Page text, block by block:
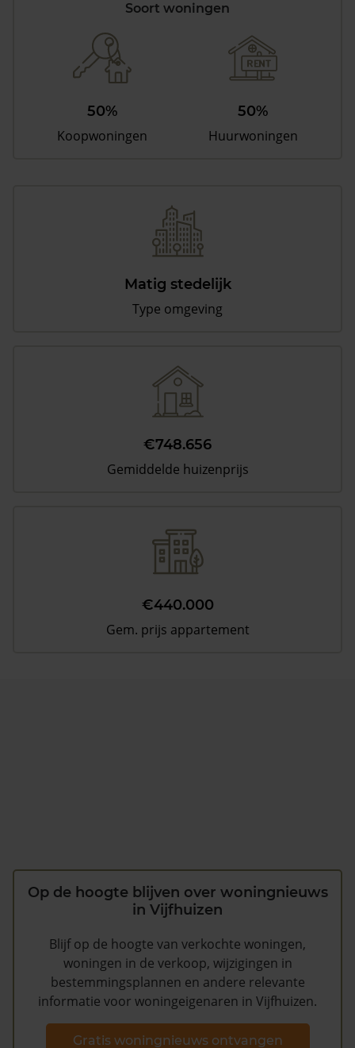
Soort woningen
50%
Koopwoningen
50%
Huurwoningen
Matig stedelijk
Type omgeving
€748.656
Gemiddelde huizenprijs
€440.000
Gem. prijs appartement
Op de hoogte blijven over woningnieuws
in Vijfhuizen
Blijf op de hoogte van verkochte woningen,
woningen in de verkoop, wijzigingen in
bestemmingsplannen en andere relevante
informatie voor woningeigenaren in Vijfhuizen.
Gratis woningnieuws ontvangen